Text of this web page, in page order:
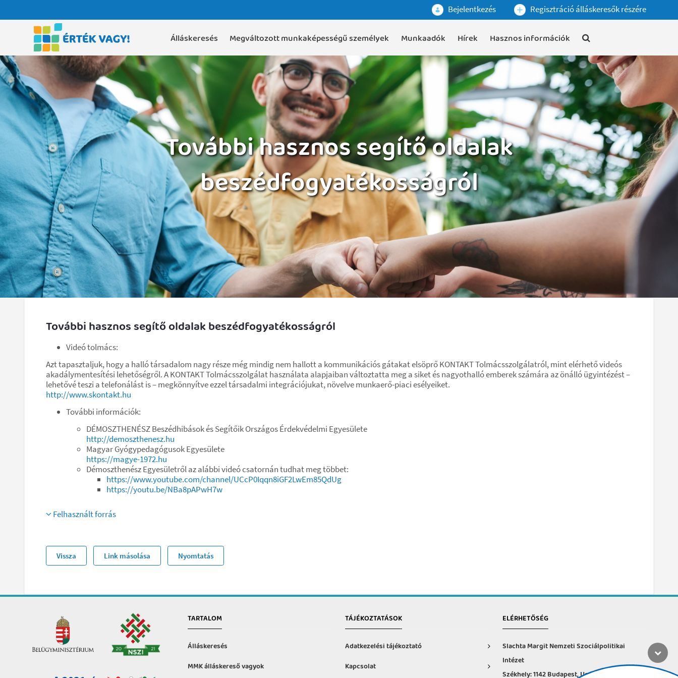
Bejelentkezés Regisztráció álláskeresők részére
Álláskeresés Megváltozott munkaképességű személyek Munkaadók Hírek Hasznos információk
További hasznos segítő oldalak
beszédfogyatékosságról
További hasznos segítő oldalak beszédfogyatékosságról
Videó tolmács:
Azt tapasztaljuk, hogy a halló társadalom nagy része még mindig nem hallott a kommunikációs gátakat elsöprő KONTAKT Tolmácsszolgálatról, mint elérhető videós
akadálymentesítési lehetőségről. A KONTAKT Tolmácsszolgálat használata alapjaiban változtatta meg a siket és nagyothalló emberek számára az önálló ügyintézést –
lehetővé teszi a telefonálást is – megkönnyítve ezzel társadalmi integrációjukat, növelve munkaerő-piaci esélyeiket.
http://www.skontakt.hu
További információk:
DÉMOSZTHENÉSZ Beszédhibások és Segítőik Országos Érdekvédelmi Egyesülete
http://demoszthenesz.hu
Magyar Gyógypedagógusok Egyesülete
https://magye-1972.hu
Démoszthenész Egyesületről az alábbi videó csatornán tudhat meg többet:
https://www.youtube.com/channel/UCcP0Iqqn8iGF2LwEm85QdUg
https://youtu.be/NBa8pAPwH7w
Felhasznált forrás
Vissza Link másolása Nyomtatás
TARTALOM
Álláskeresés
MMK álláskereső vagyok
TÁJÉKOZTATÁSOK
Adatkezelési tájékoztató
Kapcsolat
ELÉRHETŐSÉG
Slachta Margit Nemzeti Szociálpolitikai
Intézet
Székhely: 1142 Budapest, Ungvár u. 64-66.